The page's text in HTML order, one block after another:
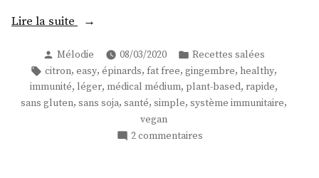
Lire la suite
« Des
gingembre-
citron
pour
Publié
par
Mélodie 08/03/2020
Publié
dans
Recettes salées
Étiquettes :
citron, easy, épinards, fat free, gingembre, healthy,
immunité, léger, médical médium, plant-based, rapide,
sans gluten, sans soja, santé, simple, système immunitaire,
vegan
2 commentairessur